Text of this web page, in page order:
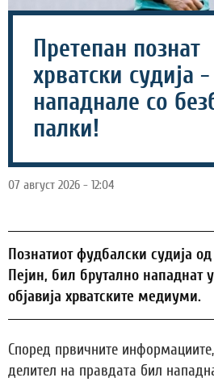
Претепан познат
хрватски судија
нападнале со
палки!
07 август 2026 - 12:04
Познатиот фудбалски судија
Пејин, бил брутално нападнат
објавија хрватските медиуми.
Според првичните
делител на правдата бил